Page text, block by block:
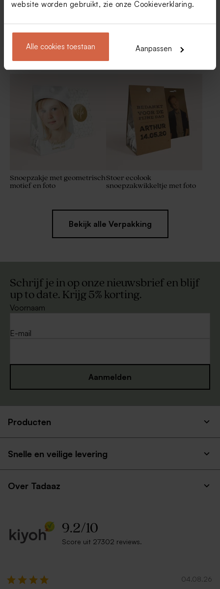
website worden gebruikt, zie onze Cookieverklaring.
Alle cookies toestaan Aanpassen
lentefeest bedankje
Stoer eco kubusdoosje
Stijlvol kubusdoosje met
Snoepzakje met geometrisch
motief en foto
Stoer ecolook
snoepzakwikkeltje met foto
Bekijk alle Verpakking
Schrijf je in op onze nieuwsbrief en blijf
up to date. Krijg 5% korting.
Voornaam
E-mail
Aanmelden
Producten
Snelle en veilige levering
Over Tadaaz
9.2/10
Score uit 27302 reviews.
04.08.26